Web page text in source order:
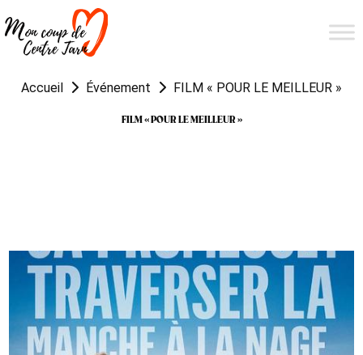
Accueil Événement FILM « POUR LE MEILLEUR »
FILM « POUR LE MEILLEUR »